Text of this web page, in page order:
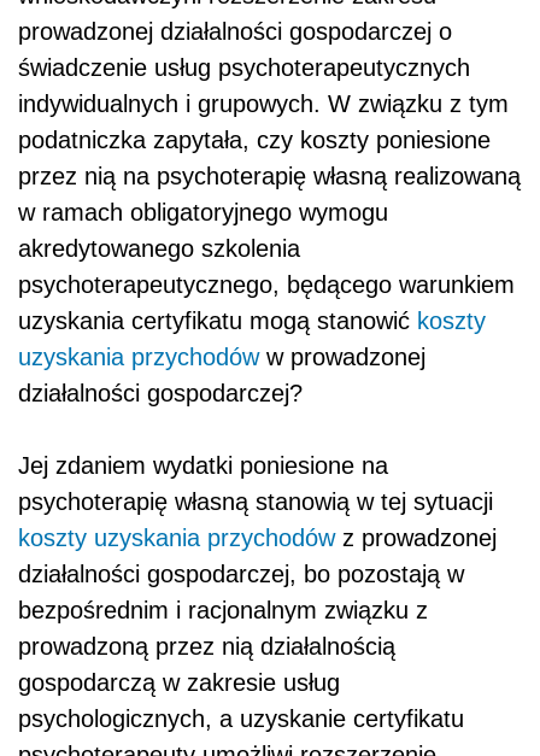
prowadzonej działalności gospodarczej o
świadczenie usług psychoterapeutycznych
indywidualnych i grupowych. W związku z tym
podatniczka zapytała, czy koszty poniesione
przez nią na psychoterapię własną realizowaną
w ramach obligatoryjnego wymogu
akredytowanego szkolenia
psychoterapeutycznego, będącego warunkiem
uzyskania certyfikatu mogą stanowić koszty
uzyskania przychodóww prowadzonej
działalności gospodarczej?
Jej zdaniem wydatki poniesione na
psychoterapię własną stanowią w tej sytuacji
koszty uzyskania przychodów z prowadzonej
działalności gospodarczej, bo pozostają w
bezpośrednim i racjonalnym związku z
prowadzoną przez nią działalnością
gospodarczą w zakresie usług
psychologicznych, a uzyskanie certyfikatu